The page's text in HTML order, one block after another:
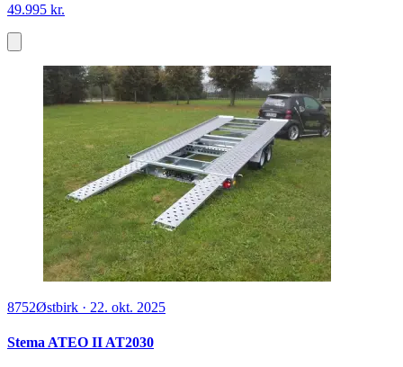
49.995 kr.
8752Østbirk · 22. okt. 2025
Stema ATEO II AT2030